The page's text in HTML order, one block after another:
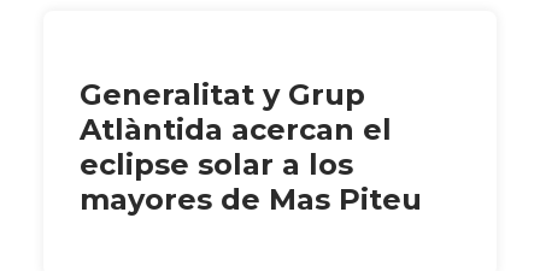
Generalitat y Grup
Atlàntida acercan el
eclipse solar a los
mayores de Mas Piteu